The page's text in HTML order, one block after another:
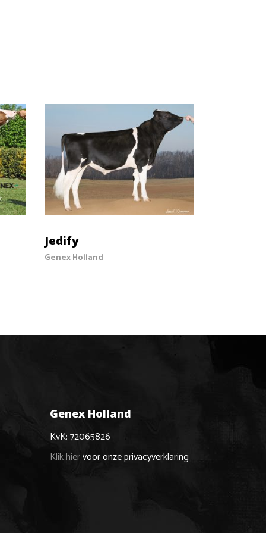
Jedify
Genex Holland
Genex Holland
KvK: 72065826
Klik hiervoor onze privacyverklaring